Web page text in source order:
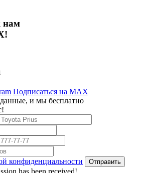
нам
Подписаться на MAX
и мы бесплатно
конфиденциальности